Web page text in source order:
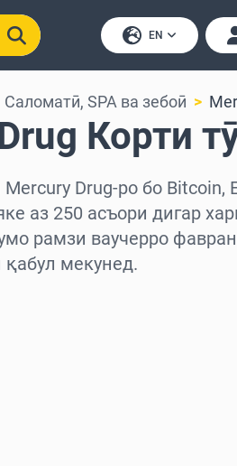
EN
Саломатӣ, SPA ва зебоӣ
Корти
Drug-ро бо Bitcoin,
аз 250 асъори дигар
рамзи ваучерро фавран
қабул мекунед.